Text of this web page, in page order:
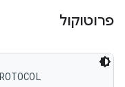
פרוטוקול